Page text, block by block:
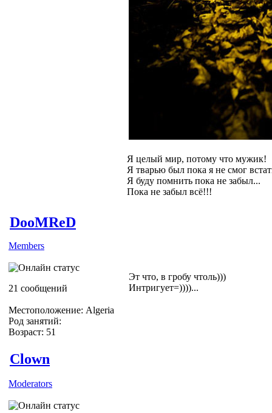
Я целый мир, потому что мужик!
Я тварью был пока я не смог
Я буду помнить пока не забыл...
Пока не забыл всё!!!
DooMReD
Members
21 сообщений
Местоположение: Algeria
Род занятий:
Возраст: 51
Эт что, в гробу чтоль)))
Интригует=))))...
Clown
Moderators